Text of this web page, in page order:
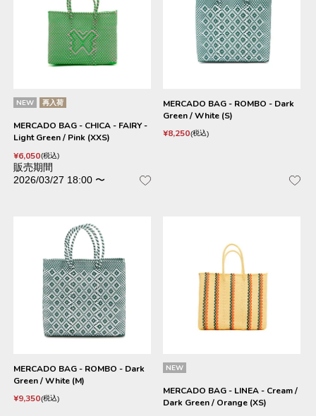
NEW 再入荷
MERCADO BAG - CHICA - FAIRY -
Light Green / Pink (XXS)
¥6,050 税込
販売期間
2026/03/27 18:00 〜
MERCADO BAG - ROMBO - Dark
Green / White (S)
¥8,250 税込
MERCADO BAG - ROMBO - Dark
Green / White (M)
¥9,350 税込
NEW
MERCADO BAG - LINEA - Cream /
Dark Green / Orange (XS)